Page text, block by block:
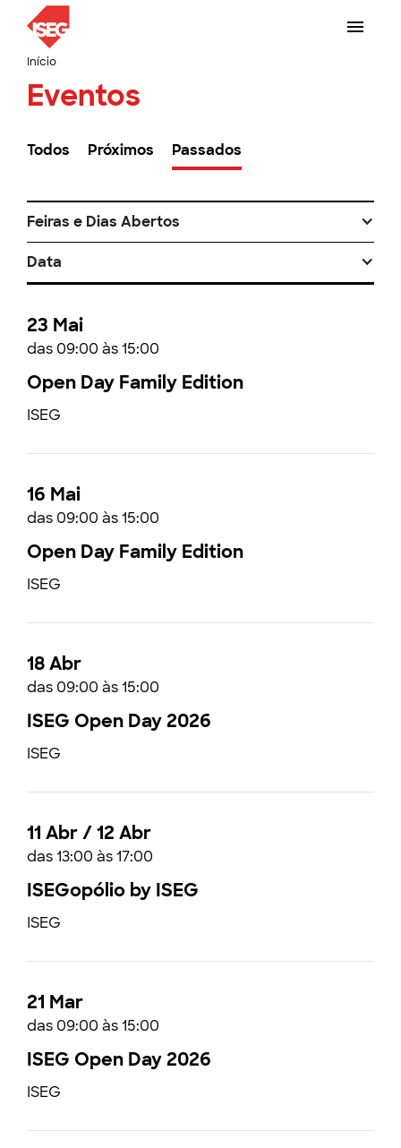
Início
Eventos
Todos Próximos Passados
Feiras e Dias Abertos
Data
23 Mai
das 09:00 às 15:00
Open Day Family Edition
ISEG
16 Mai
das 09:00 às 15:00
Open Day Family Edition
ISEG
18 Abr
das 09:00 às 15:00
ISEG Open Day 2026
ISEG
11 Abr / 12 Abr
das 13:00 às 17:00
ISEGopólio by ISEG
ISEG
21 Mar
das 09:00 às 15:00
ISEG Open Day 2026
ISEG